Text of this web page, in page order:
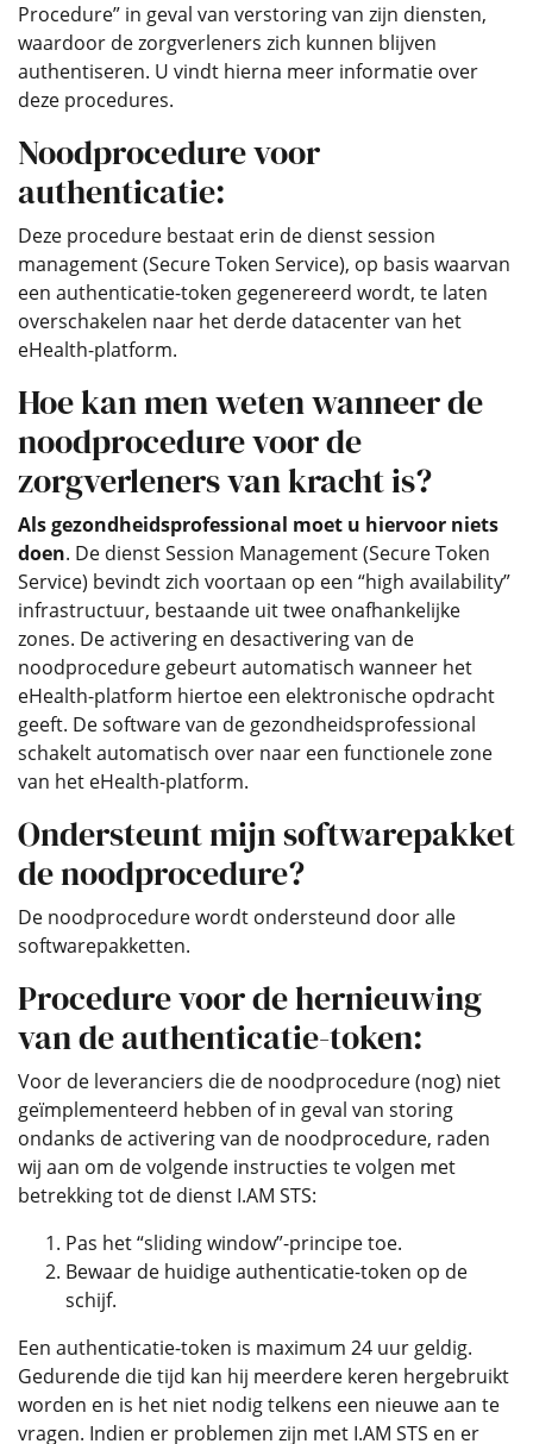
Procedure” in geval van verstoring van zijn diensten,
waardoor de zorgverleners zich kunnen blijven
authentiseren. U vindt hierna meer informatie over
deze procedures.
Noodprocedure voor
authenticatie:
Deze procedure bestaat erin de dienst session
management (Secure Token Service), op basis waarvan
een authenticatie-token gegenereerd wordt, te laten
overschakelen naar het derde datacenter van het
eHealth-platform.
Hoe kan men weten wanneer de
noodprocedure voor de
zorgverleners van kracht is?
Als gezondheidsprofessional moet u hiervoor niets
doen. De dienst Session Management (Secure Token
Service) bevindt zich voortaan op een “high availability”
infrastructuur, bestaande uit twee onafhankelijke
zones. De activering en desactivering van de
noodprocedure gebeurt automatisch wanneer het
eHealth-platform hiertoe een elektronische opdracht
geeft. De software van de gezondheidsprofessional
schakelt automatisch over naar een functionele zone
van het eHealth-platform.
Ondersteunt mijn softwarepakket
de noodprocedure?
De noodprocedure wordt ondersteund door alle
softwarepakketten.
Procedure voor de hernieuwing
van de authenticatie-token:
Voor de leveranciers die de noodprocedure (nog) niet
geïmplementeerd hebben of in geval van storing
ondanks de activering van de noodprocedure, raden
wij aan om de volgende instructies te volgen met
betrekking tot de dienst I.AM STS:
Pas het “sliding window”-principe toe.
Bewaar de huidige authenticatie-token op de
schijf.
Een authenticatie-token is maximum 24 uur geldig.
Gedurende die tijd kan hij meerdere keren hergebruikt
worden en is het niet nodig telkens een nieuwe aan te
vragen. Indien er problemen zijn met I.AM STS en er